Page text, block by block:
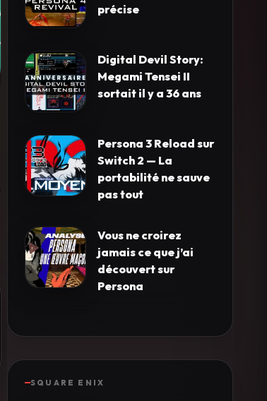
précise
Digital Devil Story:
Megami Tensei II
sortait il y a 36 ans
Persona 3 Reload sur
Switch 2 — La
portabilité ne sauve
pas tout
Vous ne croirez
jamais ce que j’ai
découvert sur
Persona
SQUARE ENIX